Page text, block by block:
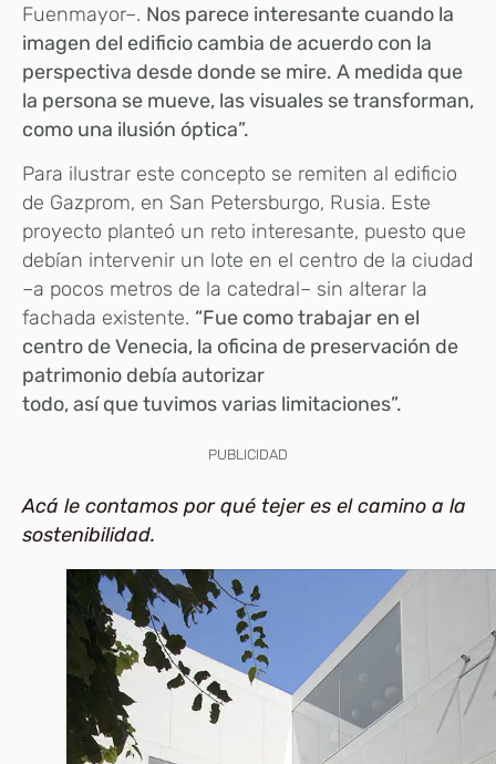
Fuenmayor–. Nos parece interesante cuando la
imagen del edificio cambia de acuerdo con la
perspectiva desde donde se mire. A medida que
la persona se mueve, las visuales se transforman,
como una ilusión óptica”.
Para ilustrar este concepto se remiten al edificio
de Gazprom, en San Petersburgo, Rusia. Este
proyecto planteó un reto interesante, puesto que
debían intervenir un lote en el centro de la ciudad
–a pocos metros de la catedral– sin alterar la
fachada existente. “Fue como trabajar en el
centro de Venecia, la oficina de preservación de
patrimonio debía autorizar
todo, así que tuvimos varias limitaciones”.
PUBLICIDAD
Acá le contamos por qué tejer es el camino a la
sostenibilidad.